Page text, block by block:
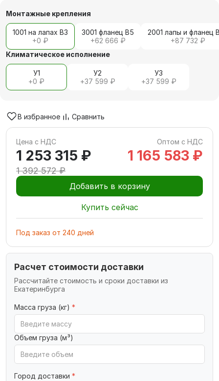
Монтажные крепления
1001 на лапах В3
+0 ₽
3001 фланец В5
+62 666 ₽
2001 лапы и фланец
+87 732 ₽
Климатическое исполнение
У1
+0 ₽
У2
+37 599 ₽
У3
+37 599 ₽
В избранное Сравнить
Цена с НДС Оптом с НДС
1 253 315 ₽
1 392 572 ₽
1 165 583 ₽
Добавить в корзину
Купить сейчас
Под заказ от 240 дней
Расчет стоимости доставки
Рассчитайте стоимость и сроки доставки из
Екатеринбурга
Масса груза (кг) *
Объем груза (м³)
Город доставки *